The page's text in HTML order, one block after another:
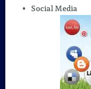
Social Media